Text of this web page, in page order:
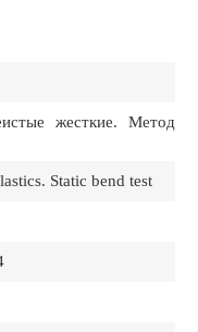
жесткие. Метод
Static bend test